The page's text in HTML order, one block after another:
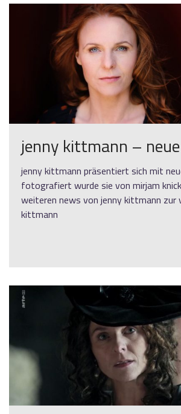
jenny kittmann –
jenny kittmann präsentiert sich mit
fotografiert wurde sie von mirjam
weiteren news von jenny kittmann zur
kittmann